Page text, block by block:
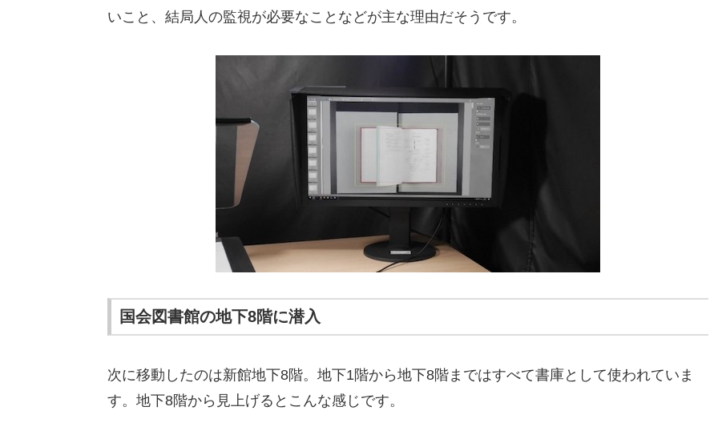
いこと、結局人の監視が必要なことなどが主な理由だそうです。
国会図書館の地下8階に潜入
次に移動したのは新館地下8階。地下1階から地下8階まではすべて書庫として使われていま
す。地下8階から見上げるとこんな感じです。